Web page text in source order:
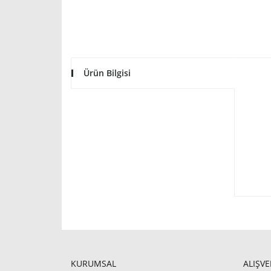
Ürün Bilgisi
KURUMSAL